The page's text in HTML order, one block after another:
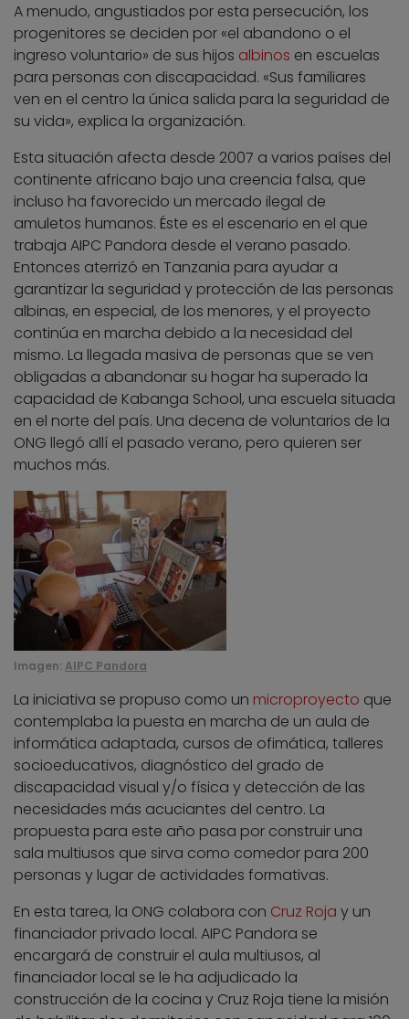
A menudo, angustiados por esta persecución, los
progenitores se deciden por «el abandono o el
ingreso voluntario» de sus hijos albinos en escuelas
para personas con discapacidad. «Sus familiares
ven en el centro la única salida para la seguridad de
su vida», explica la organización.
Esta situación afecta desde 2007 a varios países del
continente africano bajo una creencia falsa, que
incluso ha favorecido un mercado ilegal de
amuletos humanos. Éste es el escenario en el que
trabaja AIPC Pandora desde el verano pasado.
Entonces aterrizó en Tanzania para ayudar a
garantizar la seguridad y protección de las personas
albinas, en especial, de los menores, y el proyecto
continúa en marcha debido a la necesidad del
mismo. La llegada masiva de personas que se ven
obligadas a abandonar su hogar ha superado la
capacidad de Kabanga School, una escuela situada
en el norte del país. Una decena de voluntarios de la
ONG llegó allí el pasado verano, pero quieren ser
muchos más.
Imagen: AIPC Pandora
La iniciativa se propuso como un microproyecto que
contemplaba la puesta en marcha de un aula de
informática adaptada, cursos de ofimática, talleres
socioeducativos, diagnóstico del grado de
discapacidad visual y/o física y detección de las
necesidades más acuciantes del centro. La
propuesta para este año pasa por construir una
sala multiusos que sirva como comedor para 200
personas y lugar de actividades formativas.
En esta tarea, la ONG colabora con Cruz Roja y un
financiador privado local. AIPC Pandora se
encargará de construir el aula multiusos, al
financiador local se le ha adjudicado la
construcción de la cocina y Cruz Roja tiene la misión